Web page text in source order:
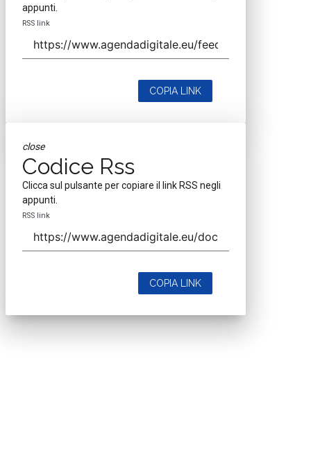
appunti.
RSS link
COPIA LINK
close
Codice Rss
Clicca sul pulsante per copiare il link RSS negli
appunti.
RSS link
COPIA LINK